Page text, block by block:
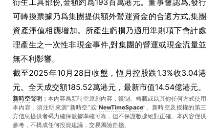
衍生工具部份,金額約爲193百萬港元。董事會認爲,發行
可轉換票據乃爲集團提供額外營運資金的合適方式,集團
資產淨值相應增加。所產生虧損乃適用準則項下會計處
理產生之一次性非現金事件,對集團的營運或現金流量並
無不利影響。
截至2025年10月28日收盤，恆月控股跌1.3%收3.04港
元。全天成交額185.52萬港元，最新市值14.54億港元。
新時空聲明： 本內容爲新時空原創內容，復制、轉載或以其他任何方式使用
本內容，須注明來源“新時空”或“NewTimeSpace”。新時空及授權的第三
方信息提供者竭力確保數據準確可靠，但不保證數據絕對正確。本內容僅供
參考，不構成任何投資建議，交易風險自擔。